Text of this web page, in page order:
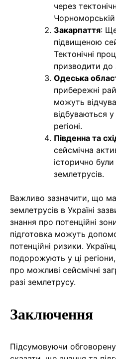
через
Чорноморській
Закарпаття:
підвищеною
Тектонічні
призводити до
Одеська
прибережні
можуть
відбуваються
регіоні.
Південна та
сейсмічна
історично
землетрусів.
Важливо зазначити, що
землетрусів в Україні
знання про потенційні
підготовка можуть
потенційні ризики.
подорожують у ці
про можливі сейсмічні
разі землетрусу.
Заключення
Підсумовуючи